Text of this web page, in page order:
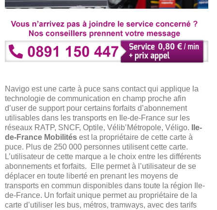
Navigo est une carte à puce sans contact qui applique la
technologie de communication en champ proche afin
d’user de support pour certains forfaits d’abonnement
utilisables dans les transports en Ile-de-France sur les
réseaux RATP, SNCF, Optile, Vélib’Métropole, Véligo.
Ile-
de-France Mobilités est la propriétaire de cette carte à
puce. Plus de 250 000 personnes utilisent cette carte.
L’utilisateur de cette marque a le choix entre les différents
abonnements et forfaits. Elle permet à l’utilisateur de se
déplacer en toute liberté en prenant les moyens de
transports en commun disponibles dans toute la région Ile-
de-France. Un forfait unique permet au propriétaire de la
carte d’utiliser les bus, métros, tramways, avec des tarifs